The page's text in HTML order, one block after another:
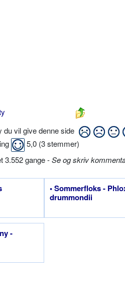
du vil give denne side
5,0 (3stemmer)
3.552 gange -Se og skriv
• Sommerfloks -
drummondii
-